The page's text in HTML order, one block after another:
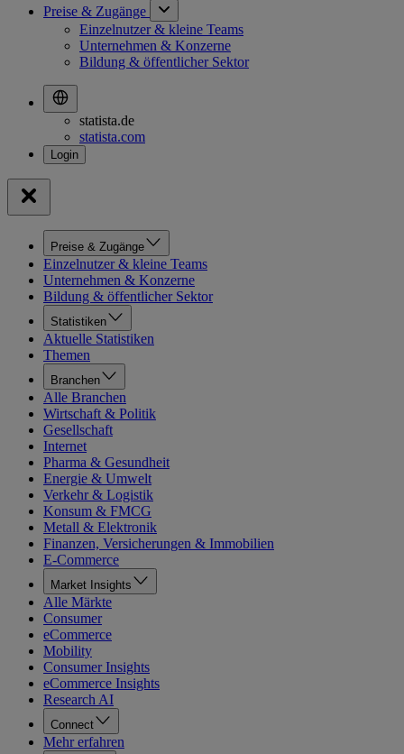
Preise & Zugänge
Einzelnutzer & kleine Teams
Unternehmen & Konzerne
Bildung & öffentlicher Sektor
statista.de
statista.com
Preise & Zugänge
Einzelnutzer & kleine Teams
Unternehmen & Konzerne
Bildung & öffentlicher Sektor
Statistiken
Aktuelle Statistiken
Themen
Branchen
Alle Branchen
Wirtschaft & Politik
Gesellschaft
Internet
Pharma & Gesundheit
Energie & Umwelt
Verkehr & Logistik
Konsum & FMCG
Metall & Elektronik
Finanzen, Versicherungen & Immobilien
E-Commerce
Market Insights
Alle Märkte
Consumer
eCommerce
Mobility
Consumer Insights
eCommerce Insights
Research AI
Connect
Mehr erfahren